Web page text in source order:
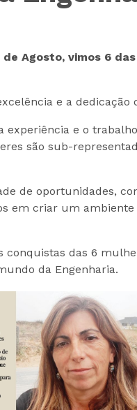
Agosto, vimos 6
e a
e o
são sub-
de oportunidades,
em criar um
das 6
da Engenharia.